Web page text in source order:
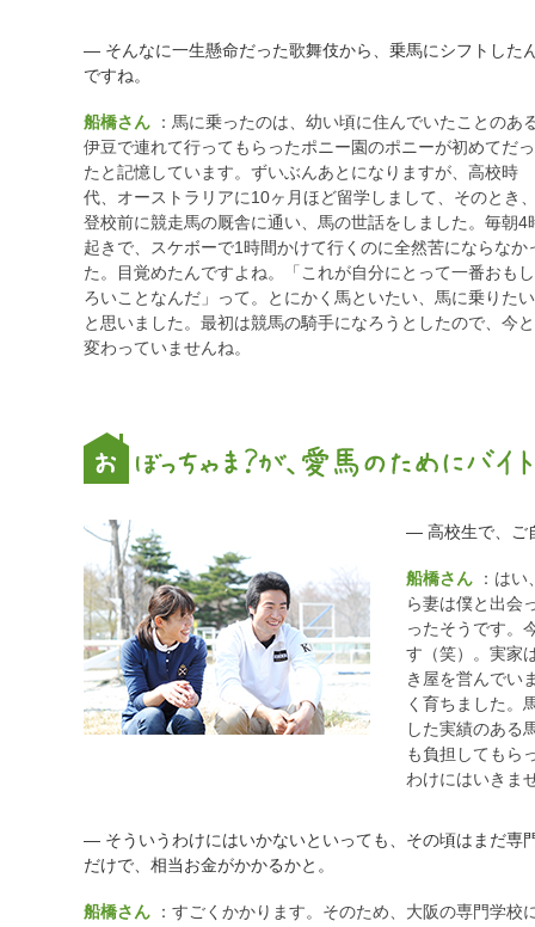
― そんなに一生懸命だった歌舞伎から、乗馬にシフトした
ですね。
船橋さん ：馬に乗ったのは、幼い頃に住んでいたことのあ
伊豆で連れて行ってもらったポニー園のポニーが初めてだっ
たと記憶しています。ずいぶんあとになりますが、高校時
代、オーストラリアに10ヶ月ほど留学しまして、そのとき
登校前に競走馬の厩舎に通い、馬の世話をしました。毎朝4
起きで、スケボーで1時間かけて行くのに全然苦にならなか
た。目覚めたんですよね。「これが自分にとって一番おもし
ろいことなんだ」って。とにかく馬といたい、馬に乗りたい
と思いました。最初は競馬の騎手になろうとしたので、今
変わっていませんね。
― 高校生で、ご
船橋さん ：は
ら妻は僕と出会
ったそうです。
す（笑）。実家
き屋を営んでい
く育ちました。
した実績のある
も負担してもら
わけにはいきま
― そういうわけにはいかないといっても、その頃はまだ専
だけで、相当お金がかかるかと。
船橋さん ：すごくかかります。そのため、大阪の専門学